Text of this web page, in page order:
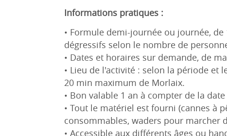
Informations pratiques :
• Formule demi-journée ou journée,
dégressifs selon le nombre de
• Dates et horaires sur demande, de
• Lieu de l'activité : selon la période et
20 min maximum de Morlaix.
• Bon valable 1 an à compter de la date
• Tout le matériel est fourni (cannes à
consommables, waders pour marcher
• Accessible aux différents âges ou